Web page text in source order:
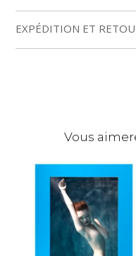
t
i
EXPÉDITION ET
Vous